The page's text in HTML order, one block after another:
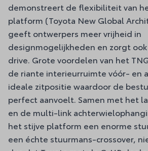
demonstreert de flexibiliteit van
platform (Toyota New Global
geeft ontwerpers meer vrijheid in
designmogelijkheden en zorgt
drive. Grote voordelen van het
de riante interieurruimte vóór- en
ideale zitpositie waardoor de
perfect aanvoelt. Samen met het
en de multi-link
het stijve platform een enorme
een échte stuurmans-crossover,